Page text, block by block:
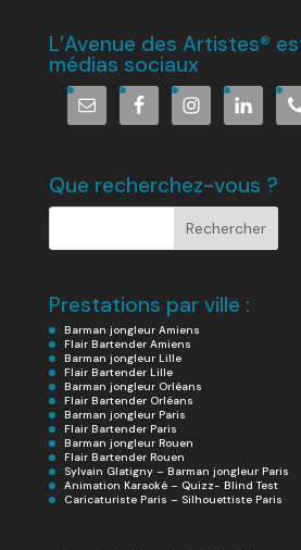
L’Avenue des Artistes®
médias sociaux
Que recherchez-vous ?
Prestations par ville :
Barman jongleur Amiens
Flair Bartender Amiens
Barman jongleur Lille
Flair Bartender Lille
Barman jongleur Orléans
Flair Bartender Orléans
Barman jongleur Paris
Flair Bartender Paris
Barman jongleur Rouen
Flair Bartender Rouen
Sylvain Glatigny – Barman jongleur Paris
Animation Karaoké – Quizz- Blind Test
Caricaturiste Paris – Silhouettiste Paris